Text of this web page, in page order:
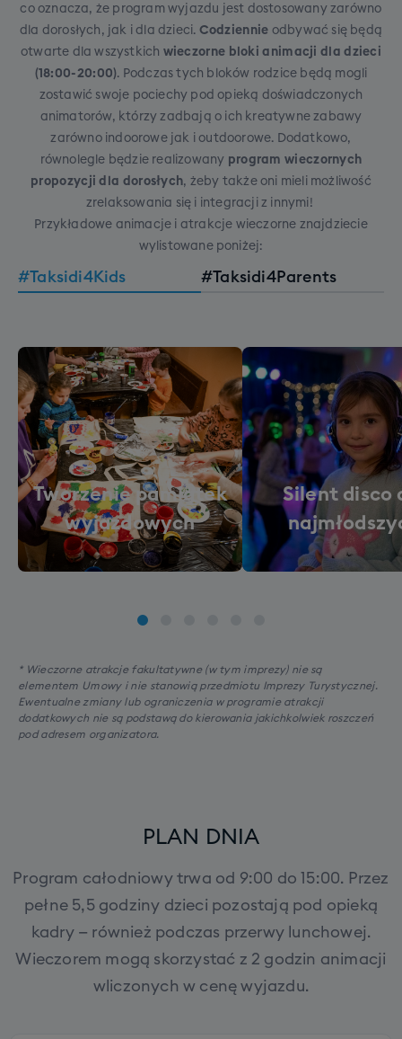
co oznacza, że program wyjazdu jest dostosowany zarówno
dla dorosłych, jak i dla dzieci. Codziennie odbywać się będą
otwarte dla wszystkich wieczorne bloki animacji dla dzieci
(18:00-20:00). Podczas tych bloków rodzice będą mogli
zostawić swoje pociechy pod opieką doświadczonych
animatorów, którzy zadbają o ich kreatywne zabawy
zarówno indoorowe jak i outdoorowe. Dodatkowo,
równolegle będzie realizowany program wieczornych
propozycji dla dorosłych, żeby także oni mieli możliwość
zrelaksowania się i integracji z innymi!
Przykładowe animacje i atrakcje wieczorne znajdziecie
wylistowane poniżej:
#Taksidi4Kids #Taksidi4Parents
Tworzenie pamiątek
wyjazdowych
Silent disco
* Wieczorne atrakcje fakultatywne (w tym imprezy) nie są
elementem Umowy i nie stanowią przedmiotu Imprezy Turystycznej.
Ewentualne zmiany lub ograniczenia w programie atrakcji
dodatkowych nie są podstawą do kierowania jakichkolwiek roszczeń
pod adresem organizatora.
PLAN DNIA
Program całodniowy trwa od 9:00 do 15:00. Przez
pełne 5,5 godziny dzieci pozostają pod opieką
kadry — również podczas przerwy lunchowej.
Wieczorem mogą skorzystać z 2 godzin animacji
wliczonych w cenę wyjazdu.